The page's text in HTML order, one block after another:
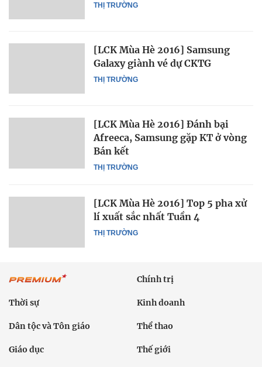
THỊ TRƯỜNG
THỊ TRƯỜNG
[LCK Mùa Hè 2016] Samsung
Galaxy giành vé dự CKTG
THỊ TRƯỜNG
[LCK Mùa Hè 2016] Đánh bại
Afreeca, Samsung gặp KT ở vòng
Bán kết
THỊ TRƯỜNG
[LCK Mùa Hè 2016] Top 5 pha xử
lí xuất sắc nhất Tuần 4
Chính trị
Thời sự Kinh doanh
Dân tộc và Tôn giáo Thể thao
Giáo dục Thế giới